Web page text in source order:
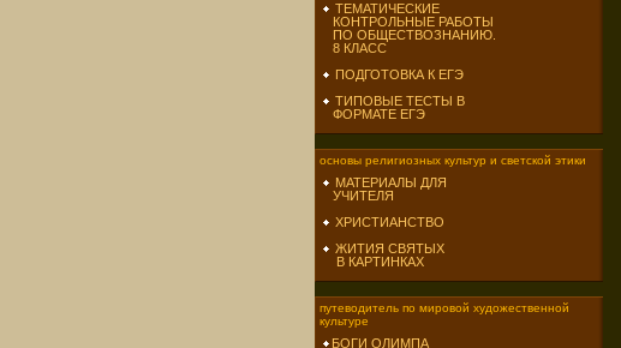
ТЕМАТИЧЕСКИЕ
КОНТРОЛЬНЫЕ РАБОТЫ
ПО ОБЩЕСТВОЗНАНИЮ.
8 КЛАСС
ПОДГОТОВКА К ЕГЭ
ТИПОВЫЕ ТЕСТЫ В
ФОРМАТЕ ЕГЭ
основы религиозных культур и светской этики
МАТЕРИАЛЫ ДЛЯ
УЧИТЕЛЯ
ХРИСТИАНСТВО
ЖИТИЯ СВЯТЫХ
В КАРТИНКАХ
путеводитель по мировой художественной
культуре
БОГИ ОЛИМПА